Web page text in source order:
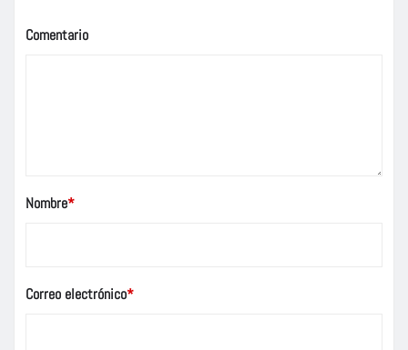
Comentario
Nombre*
Correo electrónico*